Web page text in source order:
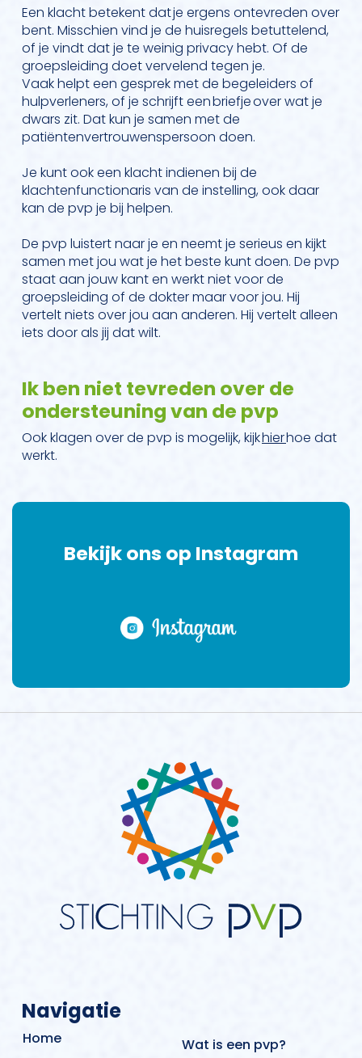
Een klacht betekent dat je ergens ontevreden over
bent. Misschien vind je de huisregels betuttelend,
of je vindt dat je te weinig privacy hebt. Of de
groepsleiding doet vervelend tegen je.
Vaak helpt een gesprek met de begeleiders of
hulpverleners, of je schrijft een briefje over wat je
dwars zit. Dat kun je samen met de
patiëntenvertrouwenspersoon doen.
Je kunt ook een klacht indienen bij de
klachtenfunctionaris van de instelling, ook daar
kan de pvp je bij helpen.
De pvp luistert naar je en neemt je serieus en kijkt
samen met jou wat je het beste kunt doen. De pvp
staat aan jouw kant en werkt niet voor de
groepsleiding of de dokter maar voor jou. Hij
vertelt niets over jou aan anderen. Hij vertelt alleen
iets door als jij dat wilt.
Ik ben niet tevreden over de
ondersteuning van de pvp
Ook klagen over de pvp is mogelijk, kijkhierhoe dat
werkt.
Bekijk ons op Instagram
Navigatie
Home Wat is een pvp?